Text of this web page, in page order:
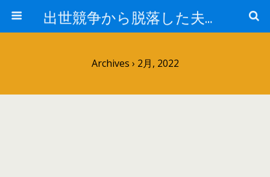
出世競争から脱落した夫と妻の日常
Archives › 2月, 2022